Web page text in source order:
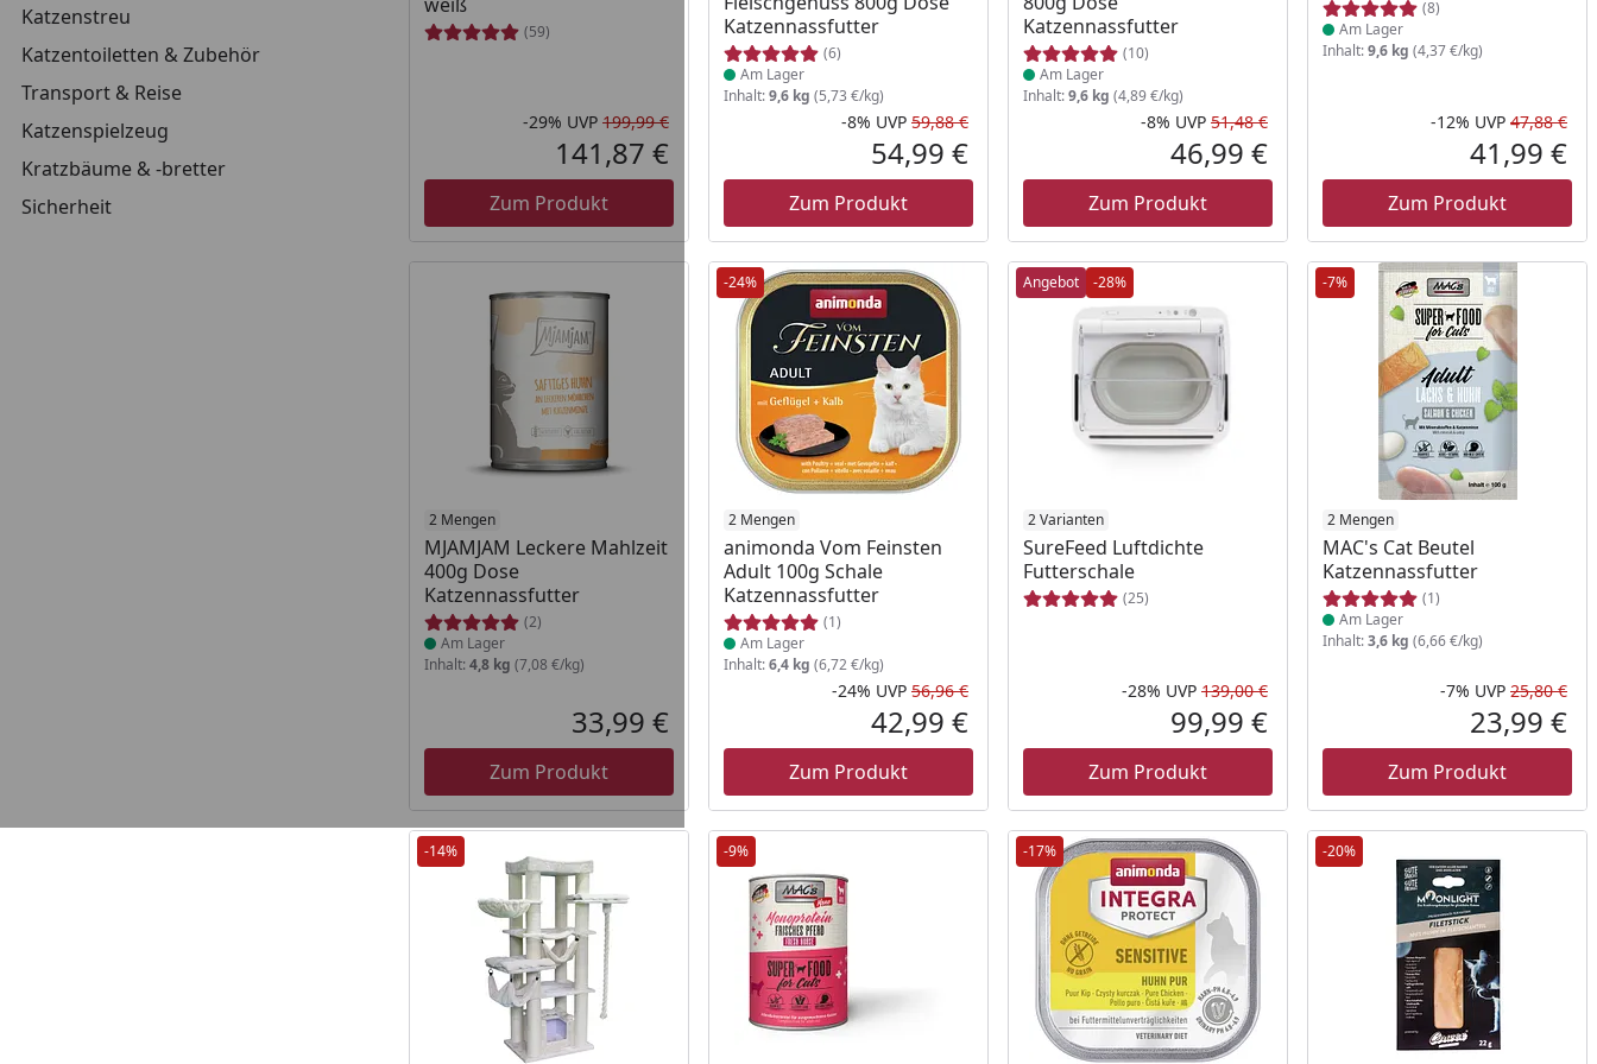
Katzenstreu
Katzentoiletten & Zubehör
Transport & Reise
Katzenspielzeug
Kratzbäume & -bretter
Sicherheit
(59)
Rabatt in Prozent
-29%
Ursprünglicher Preis
UVP 199,99 €
Aktueller Preis
141,87 €
Zum Produkt
Katzennassfutter
(6)
Am Lager
Inhalt:9,6 kg (5,73 €/kg)
Rabatt in Prozent
-8%
Ursprünglicher Preis
UVP 59,88 €
Aktueller Preis
54,99 €
Zum Produkt
Katzennassfutter
(10)
Am Lager
Inhalt:9,6 kg (4,89 €/kg)
Rabatt in Prozent
-8%
Ursprünglicher Preis
UVP 51,48 €
Aktueller Preis
46,99 €
Zum Produkt
(8)
Am Lager
Inhalt:9,6 kg (4,37 €/kg)
-12% UVP 47,88 €
41,99 €
Zum Produkt
2 Mengen
MJAMJAM Leckere Mahlzeit
400g Dose
Katzennassfutter
(2)
Produkt am Lager
Am Lager
Inhalt: 4,8 kg (7,08 €/kg)
Aktueller Preis
33,99 €
Zum Produkt
-24%
2 Mengen
animonda Vom Feinsten
Adult 100g Schale
Katzennassfutter
(1)
Produkt am Lager
Am Lager
Inhalt:6,4 kg (6,72 €/kg)
Rabatt in Prozent
-24%
Ursprünglicher Preis
UVP 56,96 €
Aktueller Preis
42,99 €
Zum Produkt
Angebot -28%
2 Varianten
SureFeed Luftdichte
Futterschale
(25)
Rabatt in Prozent
-28%
Ursprünglicher Preis
UVP 139,00 €
Aktueller Preis
99,99 €
Zum Produkt
-7%
2 Mengen
MAC's Cat Beutel
Katzennassfutter
(1)
Produkt am Lager
Am Lager
Inhalt:3,6 kg (6,66 €/kg)
-7% UVP 25,80 €
23,99 €
Zum Produkt
-14% -9% -17% -20%